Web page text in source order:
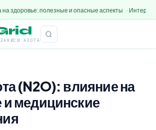
полезные и опасные аспекты Интервью с
АЗОТА
(N2O): влияние на
и медицинские